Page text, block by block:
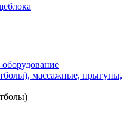
массажные, прыгуны,